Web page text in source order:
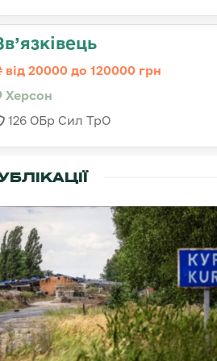
від 20000 до 120000 грн
Херсон
126 ОБр Сил ТрО